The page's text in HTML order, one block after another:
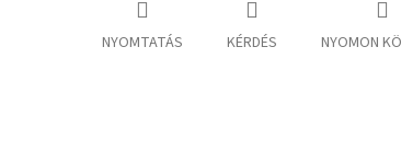
NYOMTATÁS KÉRDÉS NYOMON